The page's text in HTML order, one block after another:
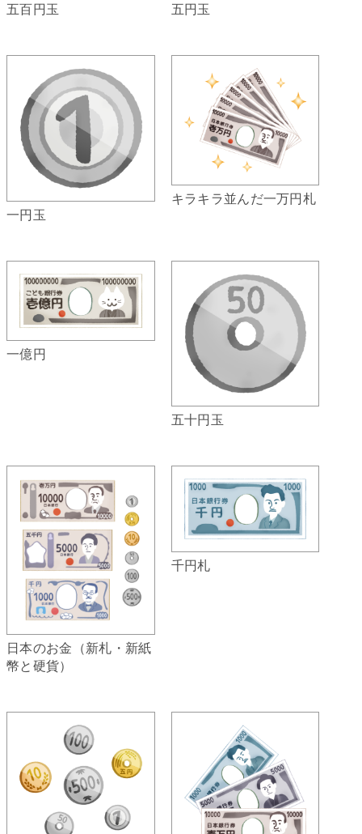
五百円玉 五円玉
一円玉
キラキラ並んだ一万円札
一億円
五十円玉
日本のお金（新札・新紙
幣と硬貨）
千円札